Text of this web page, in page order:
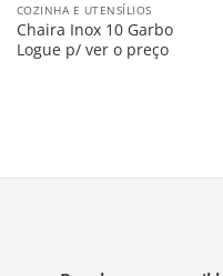
COZINHA E UTENSÍLIOS
Chaira Inox 10 Garbo
Logue p/ ver o preço